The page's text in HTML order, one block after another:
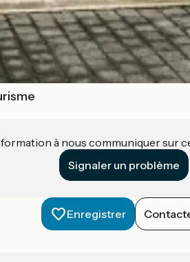
à nous communiquer sur
Signaler un problème
Enregistrer